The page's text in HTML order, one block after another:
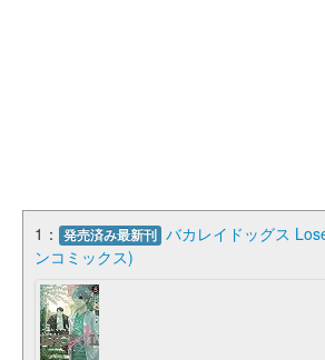
1： 発売済み最新刊 バカレイドッグス
ンコミックス)